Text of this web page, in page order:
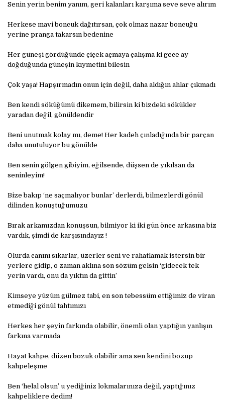
Senin yerin benim yanım, geri kalanları karşıma seve seve alırım
Herkese mavi boncuk dağıtırsan, çok olmaz nazar boncuğu
yerine pranga takarsın bedenine
Her güneşi gördüğünde çiçek açmaya çalışma ki gece ay
doğduğunda güneşin kıymetini bilesin
Çok yaşa! Hapşırmadın onun için değil, daha aldığın ahlar çıkmadı
Ben kendi söküğümü dikemem, bilirsin ki bizdeki sökükler
yaradan değil, gönüldendir
Beni unutmak kolay mı, deme! Her kadeh çınladığında bir parçan
daha unutuluyor bu gönülde
Ben senin gölgen gibiyim, eğilsende, düşsen de yıkılsan da
seninleyim!
Bize bakıp ‘ne saçmalıyor bunlar’ derlerdi, bilmezlerdi gönül
dilinden konuştuğumuzu
Bırak arkamızdan konuşsun, bilmiyor ki iki gün önce arkasına biz
vardık, şimdi de karşısındayız !
Olurda canını sıkarlar, üzerler seni ve rahatlamak istersin bir
yerlere gidip, o zaman aklına son sözüm gelsin ‘gidecek tek
yerin vardı, onu da yıktın da gittin’
Kimseye yüzüm gülmez tabi, en son tebessüm ettiğimiz de viran
etmediği gönül tahtımızı
Herkes her şeyin farkında olabilir, önemli olan yaptığın yanlışın
farkına varmada
Hayat kahpe, düzen bozuk olabilir ama sen kendini bozup
kahpeleşme
Ben ‘helal olsun’ u yediğiniz lokmalarınıza değil, yaptığınız
kahpeliklere dedim!